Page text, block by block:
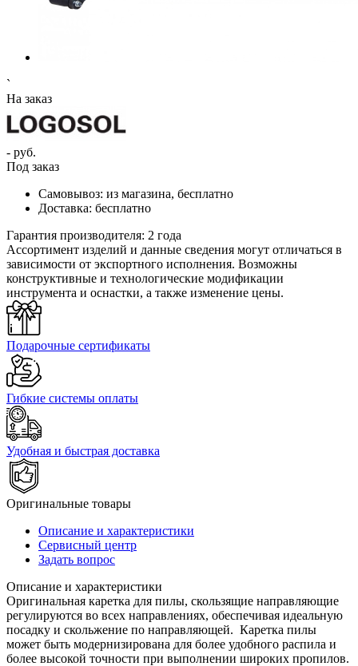
`
На заказ
- руб.
Под заказ
Самовывоз: из магазина, бесплатно
Доставка: бесплатно
Гарантия производителя: 2 года
Ассортимент изделий и данные сведения могут отличаться в
зависимости от экспортного исполнения. Возможны
конструктивные и технологические модификации
инструмента и оснастки, а также изменение цены.
Подарочные сертификаты
Гибкие системы оплаты
Удобная и быстрая доставка
Оригинальные товары
Описание и характеристики
Сервисный центр
Задать вопрос
Описание и характеристики
Оригинальная каретка для пилы, скользящие направляющие
регулируются во всех направлениях, обеспечивая идеальную
посадку и скольжение по направляющей. Каретка пилы
может быть модернизирована для более удобного распила и
более высокой точности при выполнении широких пропилов.